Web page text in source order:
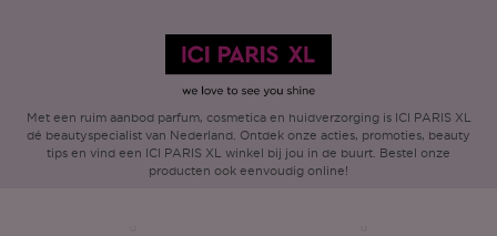
Met een ruim aanbod parfum, cosmetica en huidverzorging is ICI PARIS XL
dé beautyspecialist van Nederland. Ontdek onze acties, promoties, beauty
tips en vind een ICI PARIS XL winkel bij jou in de buurt. Bestel onze
producten ook eenvoudig online!